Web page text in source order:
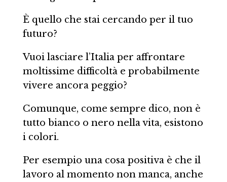
È quello che stai cercando per il tuo
futuro?
Vuoi lasciare l’Italia per affrontare
moltissime difficoltà e probabilmente
vivere ancora peggio?
Comunque, come sempre dico, non è
tutto bianco o nero nella vita, esistono
i colori.
Per esempio una cosa positiva è che il
lavoro al momento non manca, anche